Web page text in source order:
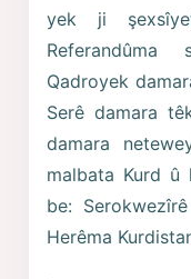
yek ji
Referandûma
Qadroyek
Serê damara
damara
malbata Kurd û
be:
Herêma